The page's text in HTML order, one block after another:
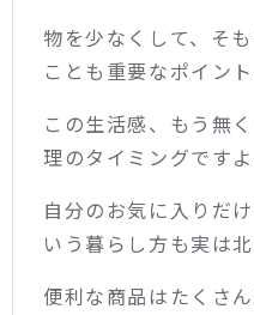
物を少なくして、そ
ことも重要なポイント
この生活感、もう無
理のタイミングですよ
自分のお気に入りだ
いう暮らし方も実は
便利な商品はたくさ